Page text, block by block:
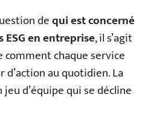
dequi est concerné
ESG en entreprise, il s’agit
comment chaque service
au quotidien. La
jeu d’équipe qui se décline